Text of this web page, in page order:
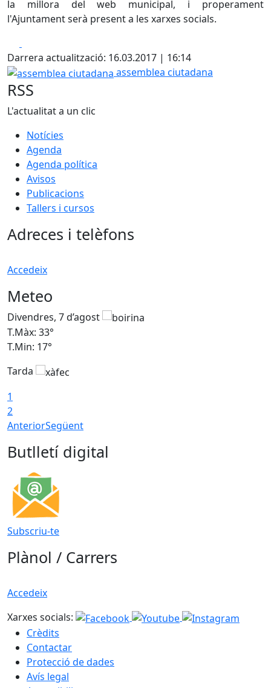
la millora del web municipal, i properament
l'Ajuntament serà present a les xarxes socials.
Darrera actualització: 16.03.2017 | 16:14
assemblea ciutadana
assemblea ciutadana
RSS
L'actualitat a un clic
Notícies
Agenda
Agenda política
Avisos
Publicacions
Tallers i cursos
Adreces i telèfons
Accedeix
Meteo
Divendres, 7 d’agost
T.Màx: 33°
T.Min: 17°
Tarda
1
2
AnteriorSegüent
Butlletí digital
Subscriu-te
Plànol / Carrers
Accedeix
Xarxes socials:
Crèdits
Contactar
Protecció de dades
Avís legal